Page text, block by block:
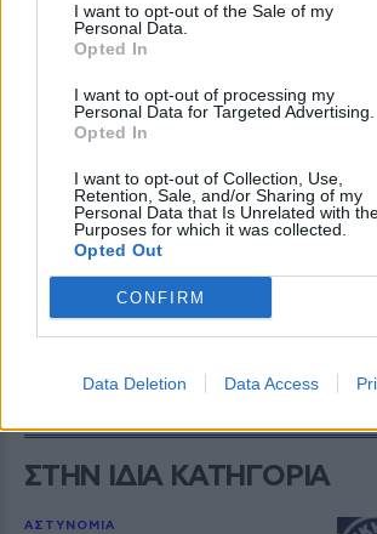
I want to opt-out of the Sale of my
Personal Data.
Opted In
I want to opt-out of processing my
Personal Data for Targeted Advertising.
Opted In
I want to opt-out of Collection, Use,
Retention, Sale, and/or Sharing of my
Personal Data that Is Unrelated with
Purposes for which it was collected.
Opted Out
CONFIRM
Data Deletion Data Access
Η Κατερίνα Λαλαούνη απηύθυνε
προς την Περιφέρεια και τους
ενισχύσουν περισσότερο τέτοιες
υπογραμμίζοντας ότι όλες οι δράσεις
βάση, χάρη στην προσφορά και την
των συμμετεχόντων.
Δείτε περισσότερα άρθρα μας στα
αναζήτησης
ΣΤΗΝ ΙΔΙΑ ΚΑΤΗΓΟΡΙΑ
ΑΣΤΥΝΟΜΙΑ